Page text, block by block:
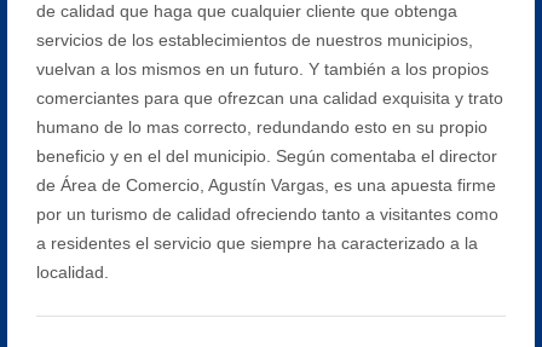
de calidad que haga que cualquier cliente que obtenga
servicios de los establecimientos de nuestros municipios,
vuelvan a los mismos en un futuro. Y también a los propios
comerciantes para que ofrezcan una calidad exquisita y trato
humano de lo mas correcto, redundando esto en su propio
beneficio y en el del municipio. Según comentaba el director
de Área de Comercio, Agustín Vargas, es una apuesta firme
por un turismo de calidad ofreciendo tanto a visitantes como
a residentes el servicio que siempre ha caracterizado a la
localidad.